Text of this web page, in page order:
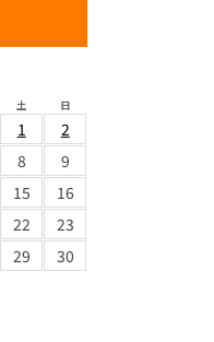
土 日
1
2
8
9
15
16
22
23
29
30